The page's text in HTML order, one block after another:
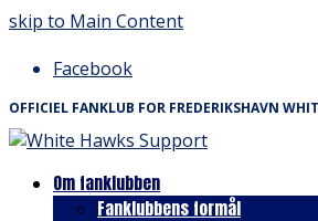
skip to Main Content
Facebook
OFFICIEL FANKLUB FOR FREDERIKSHAVN
Om fanklubben
Fanklubbens formål